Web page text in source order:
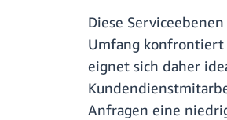
Diese
Umfang konfrontiert
eignet sich daher
Anfragen eine